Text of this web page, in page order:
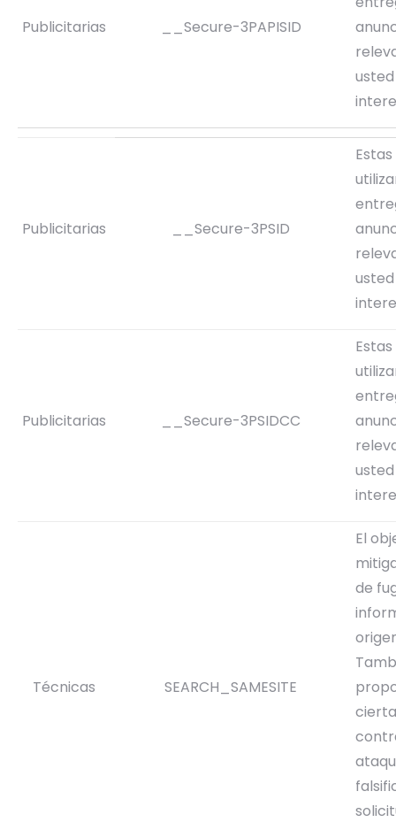
Publicitarias __Secure-3PAPISID
Publicitarias __Secure-3PSID
Publicitarias __Secure-3PSIDCC
Técnicas SEARCH_SAMESITE
El
de